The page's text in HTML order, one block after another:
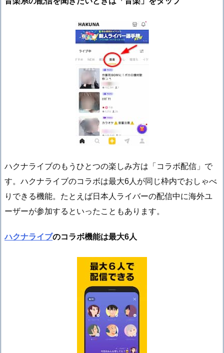
ハクナライブのもうひとつの楽しみ方は「コラボ配信」で
す。ハクナライブのコラボは最大6人が同じ枠内でおしゃべ
りできる機能。たとえば日本人ライバーの配信中に海外ユ
ーザーが参加するといったこともあります。
ハクナライブのコラボ機能は最大6人